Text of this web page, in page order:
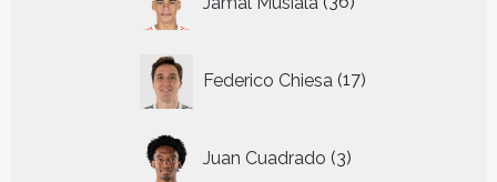
producten
Federico Chiesa 17
producten
Juan Cuadrado 3
producten